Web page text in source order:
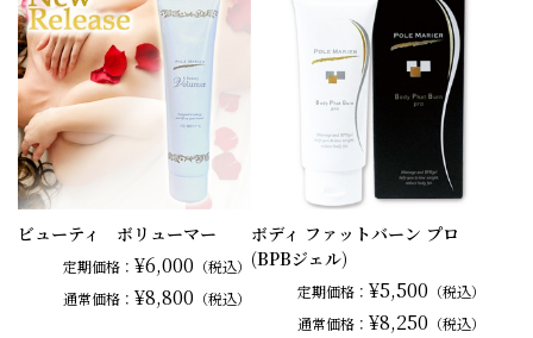
ビューティ ボリューマー
定期価格： ¥6,000 （税込）
通常価格： ¥8,800 （税込）
ボディ ファットバーン プロ
(BPBジェル)
定期価格： ¥5,500 （税込）
通常価格： ¥8,250 （税込）